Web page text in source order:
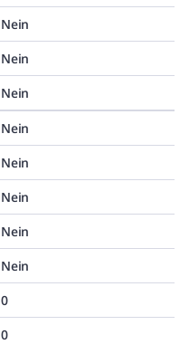
Nein
Nein
Nein
Nein
Nein
Nein
Nein
Nein
0
0